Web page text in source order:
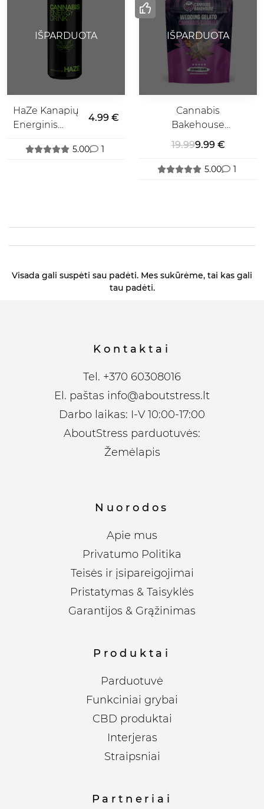
IŠPARDUOTA
HaZe Kanapių
Energinis
4.99 €
5.00 1
IŠPARDUOTA
Cannabis
Bakehouse
Wedding
Sausainiai
19.999.99 €
5.00 1
Visada gali suspėti sau padėti. Mes sukūrėme, tai kas gali
tau padėti.
Kontaktai
Tel. +370 60308016
El. paštas info@aboutstress.lt
Darbo laikas: I-V 10:00-17:00
AboutStress parduotuvės:
Žemėlapis
Nuorodos
Apie mus
Privatumo Politika
Teisės ir įsipareigojimai
Pristatymas & Taisyklės
Garantijos & Grąžinimas
Produktai
Parduotuvė
Funkciniai grybai
CBD produktai
Interjeras
Straipsniai
Partneriai